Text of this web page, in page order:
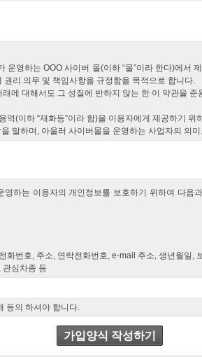
운영하는 OOO 사이버 몰(이하 “몰”이라 한다)에서
리.의무 및 책임사항을 규정함을 목적으로 합니다.
에 대해서도 그 성질에 반하지 않는 한 이 약관을 준
역(이하 “재화등”이라 함)을 이용자에게 제공하기
말하며, 아울러 사이버몰을 운영하는 사업자의 의
“몰”이 제공하는 서비스를 받는 회원 및 비회원을
여 회원등록을 한 자로서, “몰”의 정보를 지속적으
몰”이 제공하는 서비스를 이용하는 자를 말합니다.
명, 영업소 소재지 주소(소비자의 불만을 처리할
용자가 연결화면을 통하여 볼 수 있도록 할 수 있습니
관에 정하여져 있는 내용 중 청약철회.배송책임.환
등을 제공하여 이용자의 확인을 구하여야 합니다.
관한법률, 약관의규제에관한법률, 전자거래기본법,
련법을 위배하지 않는 범위에서 이 약관을 개정할 수
및 개정사유를 명시하여 현행약관과 함께 몰의 초기
알기 쉽도록 표시합니다.
관은 그 적용일자 이후에 체결되는 계약에만 적용되
하는 이용자의 개인정보를 보호하기 위하여 다음
화번호, 주소, 연락전화번호, e-mail 주소, 생년월일,
관심차종 등
받은 고객정보 등
스워드
, 유효기간, 할부기간, 비밀번호
동의 하셔야 합니다.
가입양식 작성하기